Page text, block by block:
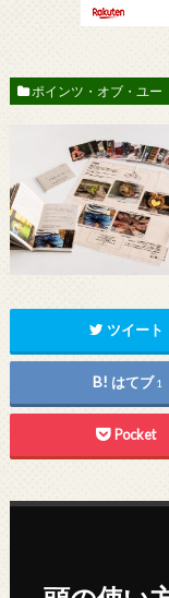
ポインツ・オブ・ユー
ツイート
はてブ 1
Pocket